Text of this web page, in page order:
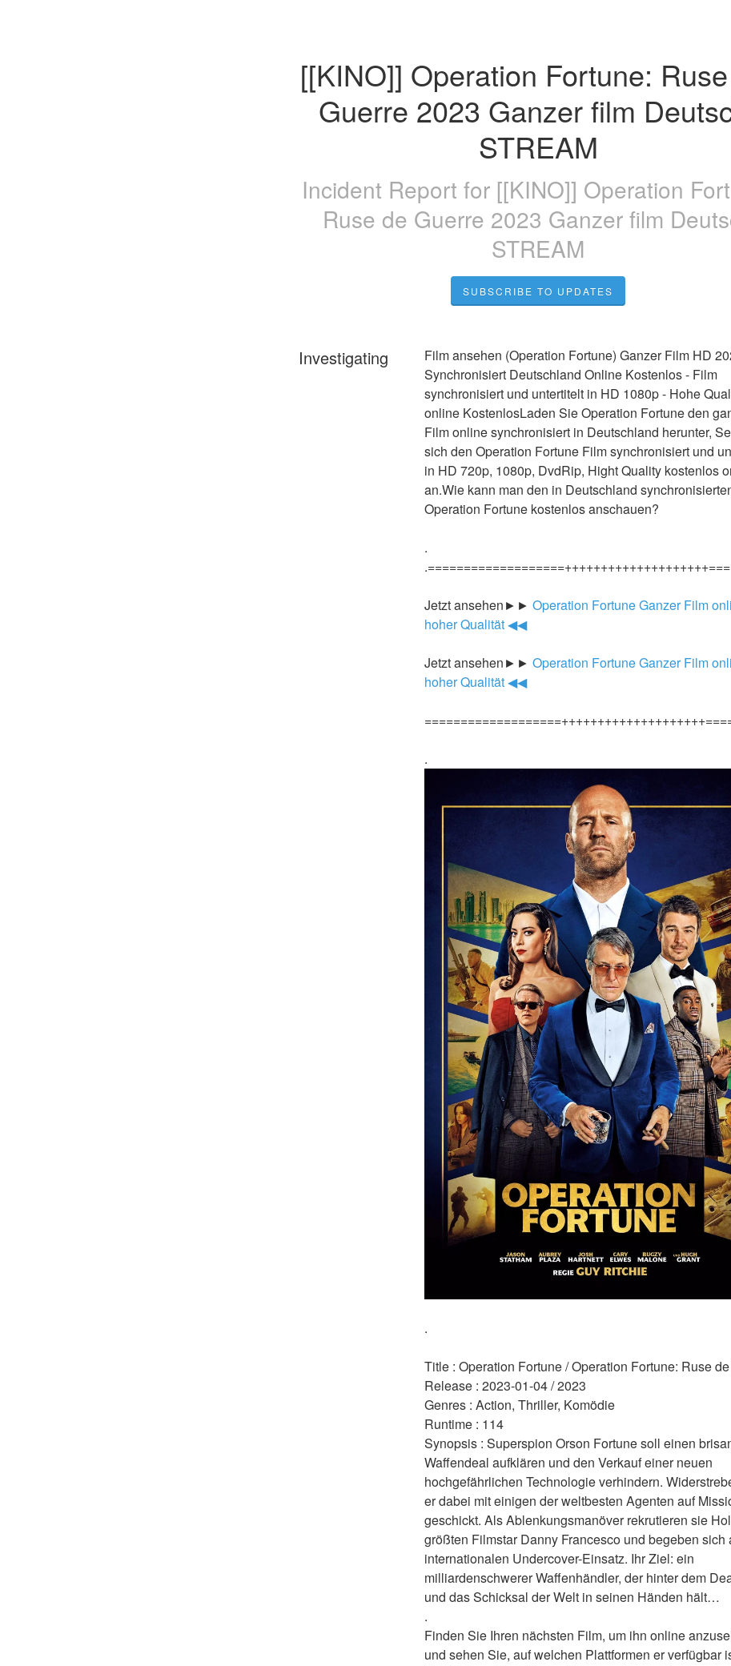
[[KINO]] Operation Fortune:
Guerre 2023 Ganzer film
STREAM
Incident Report for [[KINO]] Operation
Ruse de Guerre 2023 Ganzer film
STREAM
SUBSCRIBE TO UPDATES
Investigating
Film ansehen (Operation Fortune) Ganzer Film HD
Synchronisiert Deutschland Online Kostenlos - Film
synchronisiert und untertitelt in HD 1080p - Hohe
online KostenlosLaden Sie Operation Fortune den
Film online synchronisiert in Deutschland herunter,
sich den Operation Fortune Film synchronisiert und
in HD 720p, 1080p, DvdRip, Hight Quality kostenlos
an.Wie kann man den in Deutschland
Operation Fortune kostenlos anschauen?
.
Jetzt ansehen►► Operation Fortune Ganzer Film
hoher Qualität ◀◀
Jetzt ansehen►► Operation Fortune Ganzer Film
hoher Qualität ◀◀
.
.
Title : Operation Fortune / Operation Fortune: Ruse
Release : 2023-01-04 / 2023
Genres : Action, Thriller, Komödie
Runtime : 114
Synopsis : Superspion Orson Fortune soll einen
Waffendeal aufklären und den Verkauf einer neuen
hochgefährlichen Technologie verhindern.
er dabei mit einigen der weltbesten Agenten auf
geschickt. Als Ablenkungsmanöver rekrutieren sie
größten Filmstar Danny Francesco und begeben sich
internationalen Undercover-Einsatz. Ihr Ziel: ein
milliardenschwerer Waffenhändler, der hinter dem
und das Schicksal der Welt in seinen Händen hält…
.
Finden Sie Ihren nächsten Film, um ihn online
und sehen Sie, auf welchen Plattformen er verfügbar